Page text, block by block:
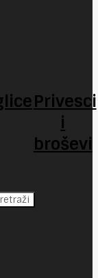
Privesci
i
broševi